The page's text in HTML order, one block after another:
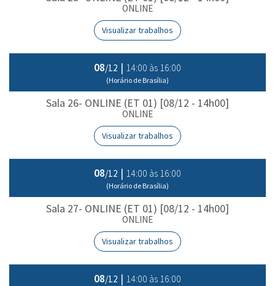
ONLINE
Visualizar trabalhos
08/12 | 14:00 às 16:00
(Horário de Brasília)
Sala 26- ONLINE (ET 01) [08/12 - 14h00]
ONLINE
Visualizar trabalhos
08/12 | 14:00 às 16:00
(Horário de Brasília)
Sala 27- ONLINE (ET 01) [08/12 - 14h00]
ONLINE
Visualizar trabalhos
08/12 | 14:00 às 16:00